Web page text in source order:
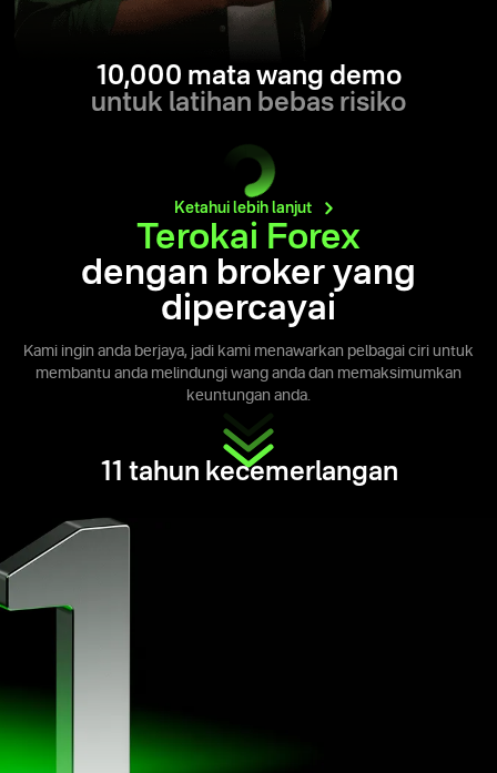
10,000 mata wang demo
untuk latihan bebas risiko
Ketahui lebih lanjut
Terokai Forex
dengan broker yang
dipercayai
Kami ingin anda berjaya, jadi kami menawarkan pelbagai ciri untuk
membantu anda melindungi wang anda dan memaksimumkan
keuntungan anda.
11 tahun kecemerlangan